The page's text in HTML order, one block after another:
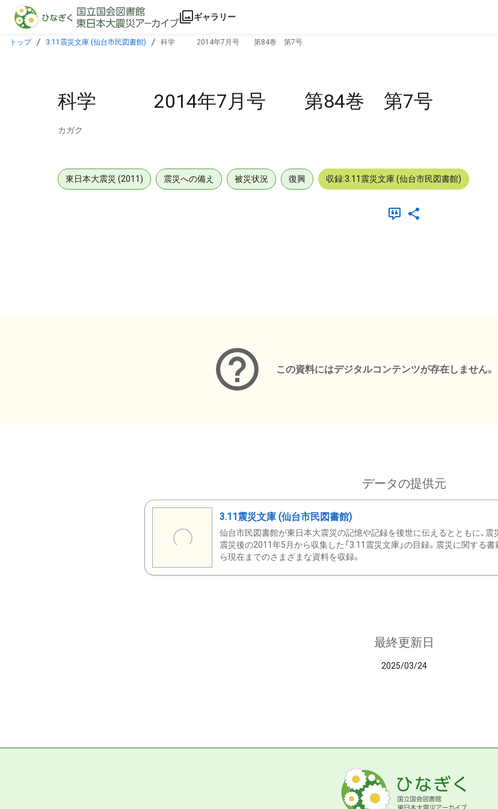
本文に飛ぶ
ギャラリー
トップ 3.11震災文庫 (仙台市民図書館) 科学 2014年7月号 第84巻 第7号
科学 2014年7月号 第84巻 第7号
カガク
東日本大震災 (2011) 震災への備え 被災状況 復興 収録:3.11震災文庫 (仙台市民図書館)
この資料にはデジタルコンテンツが存在しません。
データの提供元
3.11震災文庫 (仙台市民図書館)
仙台市民図書館が東日本大震災の記憶や記録を後世に伝えるとともに、震
震災後の2011年5月から収集した「3.11震災文庫」の目録。震災に関する
ら現在までのさまざまな資料を収録。
最終更新日
2025/03/24